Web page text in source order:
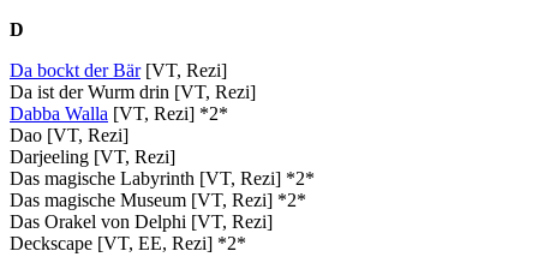
D
Da bockt der Bär[VT, Rezi]
Da ist der Wurm drin [VT, Rezi]
Dabba Walla [VT, Rezi] *2*
Dao [VT, Rezi]
Darjeeling [VT, Rezi]
Das magische Labyrinth [VT, Rezi] *2*
Das magische Museum [VT, Rezi] *2*
Das Orakel von Delphi [VT, Rezi]
Deckscape [VT, EE, Rezi] *2*